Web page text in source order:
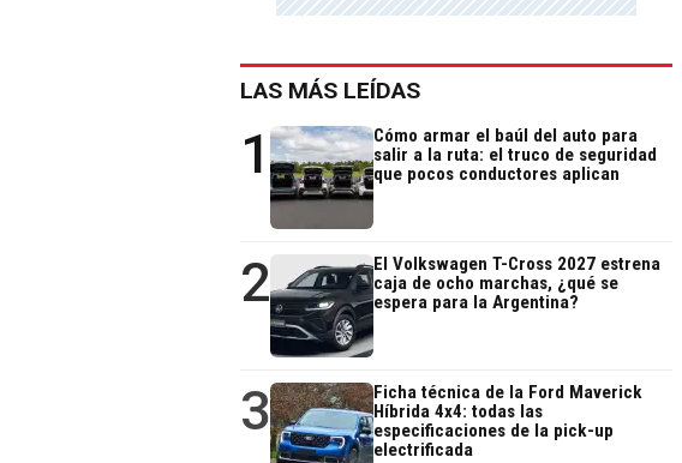
LAS MÁS LEÍDAS
1
Cómo armar el baúl del auto para
salir a la ruta: el truco de seguridad
que pocos conductores aplican
2
El Volkswagen T-Cross 2027 estrena
caja de ocho marchas, ¿qué se
espera para la Argentina?
3
Ficha técnica de la Ford Maverick
Híbrida 4x4: todas las
especificaciones de la pick-up
electrificada